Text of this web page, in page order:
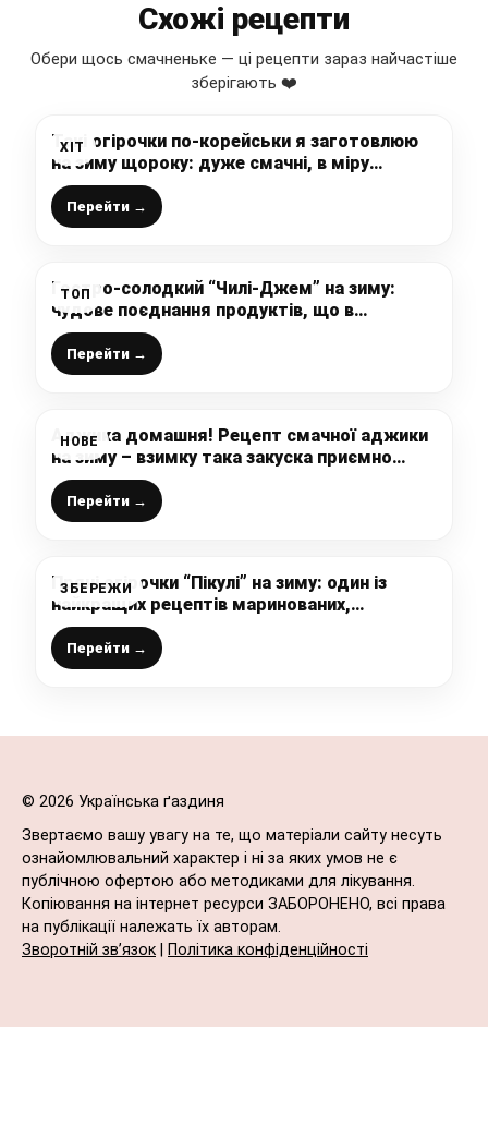
Схожі рецепти
Обери щось смачненьке — ці рецепти зараз найчастіше
зберігають ❤️
ХІТ
Такі огірочки по-корейськи я заготовлюю
на зиму щороку: дуже смачні, в міру
гостренькі та дуже хрусткі, ділюсь вдалим
рецептом перевіреним роками
Перейти →
ТОП
Гостро-солодкий “Чилі-Джем” на зиму:
чудове поєднання продуктів, що в
результаті дає “смакову бомбу”, складно
передати словами, як це смачно і пікантно
Перейти →
НОВЕ
Аджика домашня! Рецепт смачної аджики
на зиму – взимку така закуска приємно
порадує вас
Перейти →
ЗБЕРЕЖИ
Пряні огірочки “Пікулі” на зиму: один із
найкращих рецептів маринованих,
закусочних огірків, це наша улюблена і
постійна заготовка
Перейти →
© 2026 Українська ґаздиня
Звертаємо вашу увагу на те, що матеріали сайту несуть
ознайомлювальний характер і ні за яких умов не є
публічною офертою або методиками для лікування.
Копіювання на інтернет ресурси ЗАБОРОНЕНО, всі права
на публікації належать їх авторам.
Зворотній зв’язок
Політика конфіденційності